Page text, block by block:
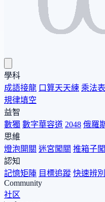
學科
成語接龍 口算天天練 乘法
規律填空
益智
數獨 數字華容道 2048 俄羅
思維
燈泡開關 迷宮闖關 推箱子
認知
記憶矩陣 目標追蹤 快速辨別
Community
社区